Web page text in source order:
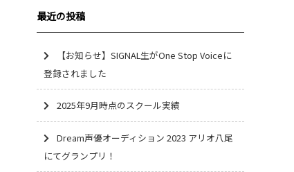
最近の投稿
【お知らせ】SIGNAL生がOne Stop Voiceに
登録されました
2025年9月時点のスクール実績
Dream声優オーディション 2023 アリオ八尾
にてグランプリ！